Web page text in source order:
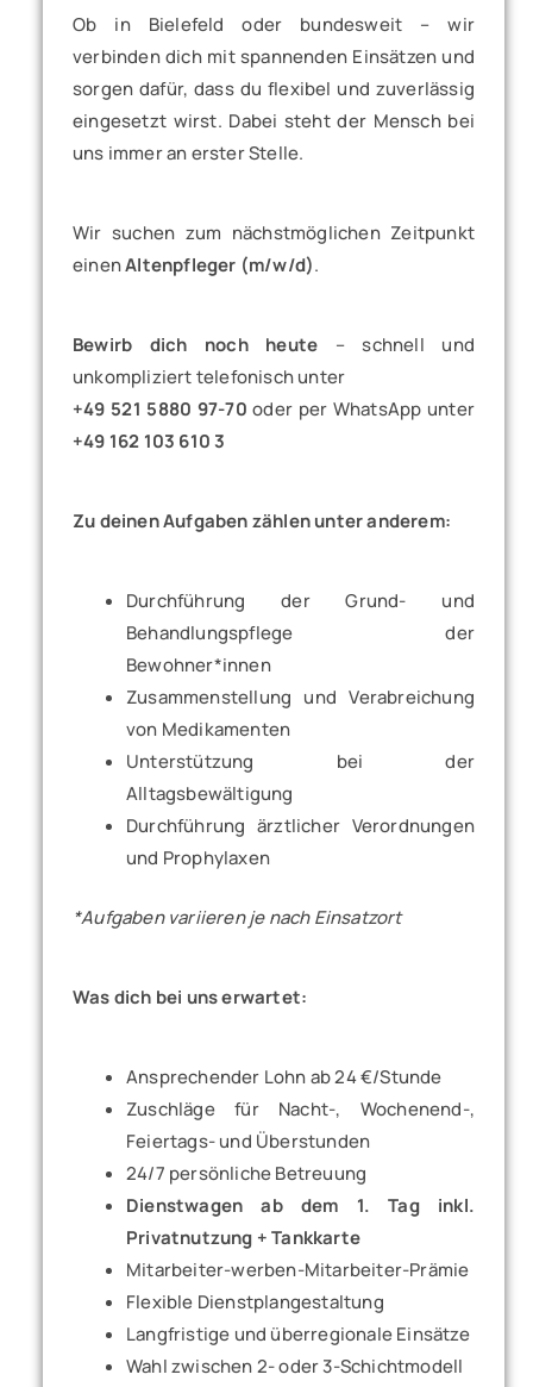
Ob in Bielefeld oder bundesweit – wir
verbinden dich mit spannenden Einsätzen und
sorgen dafür, dass du flexibel und zuverlässig
eingesetzt wirst. Dabei steht der Mensch bei
uns immer an erster Stelle.
Wir suchen zum nächstmöglichen Zeitpunkt
einenAltenpfleger (m/w/d).
Bewirb dich noch heute – schnell und
unkompliziert telefonisch unter
+49 521 5880 97-70 oder per WhatsApp unter
+49 162 103 610 3
Zu deinen Aufgaben zählen unter anderem:
Durchführung der Grund- und
Behandlungspflege der
Bewohner*innen
Zusammenstellung und Verabreichung
von Medikamenten
Unterstützung bei der
Alltagsbewältigung
Durchführung ärztlicher Verordnungen
und Prophylaxen
*Aufgaben variieren je nach Einsatzort
Was dich bei uns erwartet:
Ansprechender Lohn ab 24 €/Stunde
Zuschläge für Nacht-, Wochenend-,
Feiertags- und Überstunden
24/7 persönliche Betreuung
Dienstwagen ab dem 1. Tag inkl.
Privatnutzung + Tankkarte
Mitarbeiter-werben-Mitarbeiter-Prämie
Flexible Dienstplangestaltung
Langfristige und überregionale Einsätze
Wahl zwischen 2- oder 3-Schichtmodell